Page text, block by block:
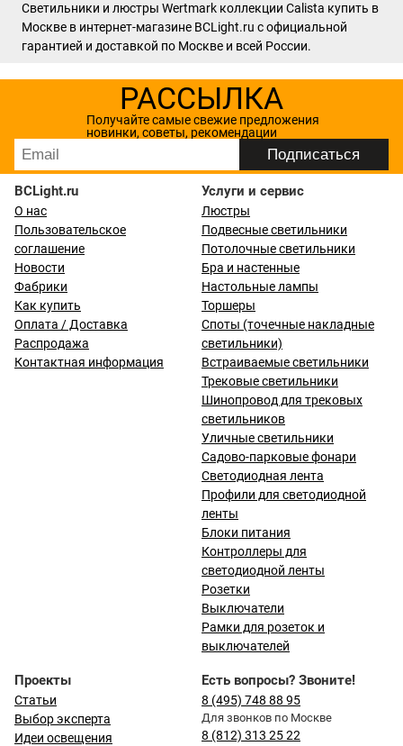
Светильники и люстры Wertmark коллекции Calista купить в
Москве в интернет-магазине BCLight.ru с официальной
гарантией и доставкой по Москве и всей России.
РАССЫЛКА
Получайте самые свежие предложения
новинки, советы, рекомендации
BCLight.ru
О нас
Пользовательское
соглашение
Новости
Фабрики
Как купить
Оплата / Доставка
Распродажа
Контактная информация
Услуги и сервис
Люстры
Подвесные светильники
Потолочные светильники
Бра и настенные
Настольные лампы
Торшеры
Споты (точечные накладные
светильники)
Встраиваемые светильники
Трековые светильники
Шинопровод для трековых
светильников
Уличные светильники
Садово-парковые фонари
Светодиодная лента
Профили для светодиодной
ленты
Блоки питания
Контроллеры для
светодиодной ленты
Розетки
Выключатели
Рамки для розеток и
выключателей
Проекты
Статьи
Выбор эксперта
Идеи освещения
Есть вопросы? Звоните!
8 (495) 748 88 95
Для звонков по Москве
8 (812) 313 25 22